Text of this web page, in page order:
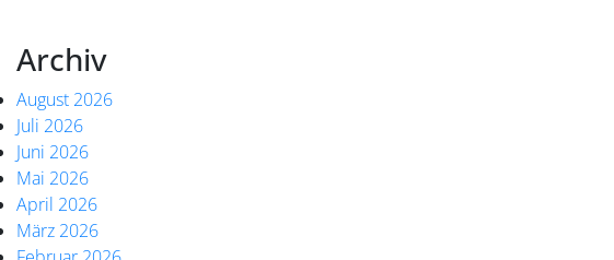
Archiv
August 2026
Juli 2026
Juni 2026
Mai 2026
April 2026
März 2026